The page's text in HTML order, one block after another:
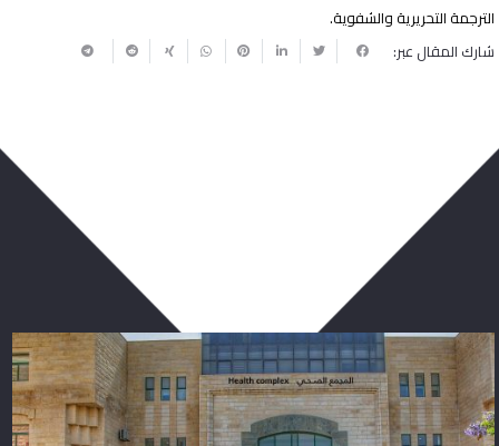
الترجمة التحريرية والشفوية.
شارك المقال عبر: